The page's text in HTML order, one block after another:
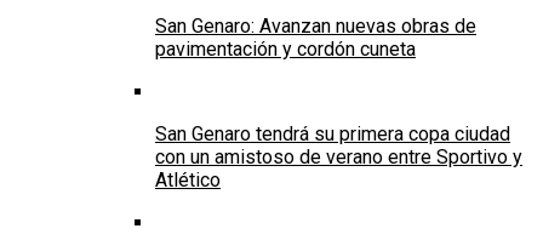
San Genaro: Avanzan nuevas obras de
pavimentación y cordón cuneta
San Genaro tendrá su primera copa ciudad
con un amistoso de verano entre Sportivo y
Atlético